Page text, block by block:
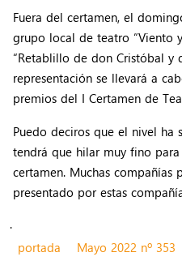
Fuera del certamen, el
grupo local de teatro “Viento
“Retablillo de don Cristóbal y
representación se llevará a
premios del I Certamen de
Puedo deciros que el nivel
tendrá que hilar muy fino
certamen. Muchas compañías
presentado por estas
.
portada
Mayo 2022 nº 353